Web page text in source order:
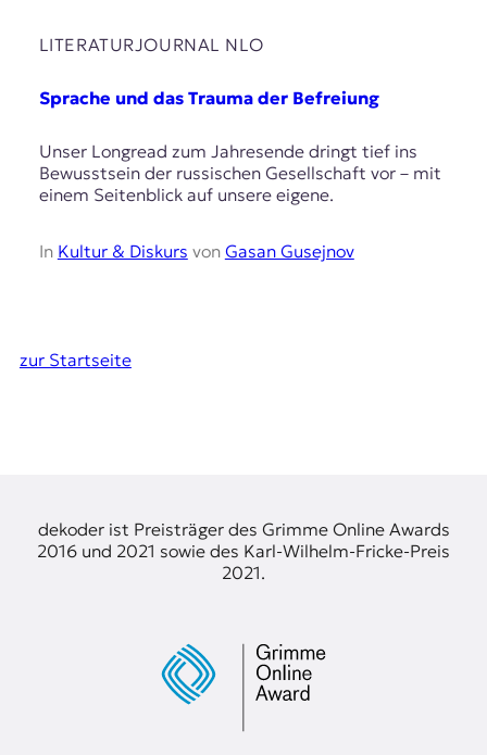
LITERATURJOURNAL NLO
Sprache und das Trauma der Befreiung
Unser Longread zum Jahresende dringt tief ins
Bewusstsein der russischen Gesellschaft vor – mit
einem Seitenblick auf unsere eigene.
In Kultur & Diskurs von Gasan Gusejnov
zur Startseite
dekoder ist Preisträger des Grimme Online Awards
2016 und 2021 sowie des Karl-Wilhelm-Fricke-Preis
2021.